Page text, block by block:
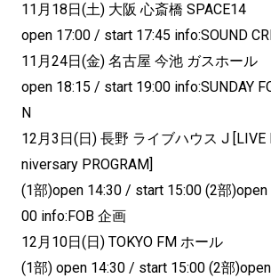
11月18日(土) 大阪 心斎橋 SPACE14
open 17:00 / start 17:45 info:SOUND
11月24日(金) 名古屋 今池 ガスホール
open 18:15 / start 19:00 info:SUNDAY
N
12月3日(日) 長野 ライブハウス J [LIVE
niversary PROGRAM]
(1部)open 14:30 / start 15:00 (2部
00 info:FOB 企画
12月10日(日) TOKYO FM ホール
(1部) open 14:30 / start 15:00 (2部